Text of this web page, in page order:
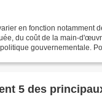
en fonction notamment
du coût de la main-
gouvernementale.
5 des